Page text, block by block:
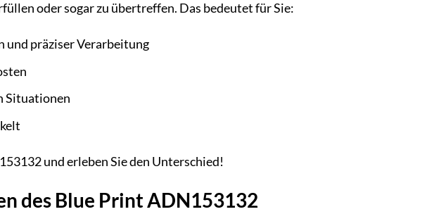
oder sogar zu übertreffen. Das bedeutet für Sie:
präziser Verarbeitung
Situationen
und erleben Sie den Unterschied!
des Blue Print ADN153132